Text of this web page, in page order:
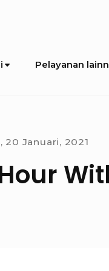
Pelayanan
20 Januari, 2021